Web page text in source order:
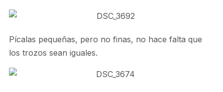
Pícalas pequeñas, pero no finas, no hace falta que
los trozos sean iguales.